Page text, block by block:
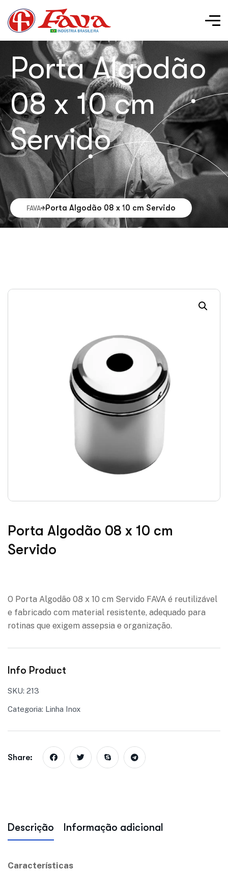
Porta Algodão
08 x 10 cm
Servido
FAVA Porta Algodão 08 x 10 cm Servido
Porta Algodão 08 x 10 cm
Servido
O Porta Algodão 08 x 10 cm Servido FAVA é reutilizável
e fabricado com material resistente, adequado para
rotinas que exigem assepsia e organização.
Info Product
SKU: 213
Categoria: Linha Inox
Share:
Descrição Informação adicional
Características